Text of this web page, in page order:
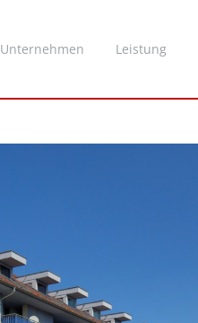
Unternehmen Leistung